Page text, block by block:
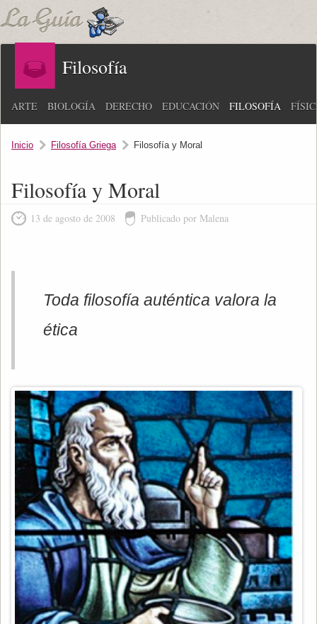
Filosofía
ARTE BIOLOGÍA DERECHO EDUCACIÓN FILOSOFÍA
Inicio Filosofía Griega Filosofía y Moral
Filosofía y Moral
13 de agosto de 2008 Publicado por Malena
Toda filosofía auténtica valora la
ética